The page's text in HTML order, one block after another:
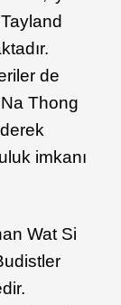
de
Thong
imkanı
Wat Si